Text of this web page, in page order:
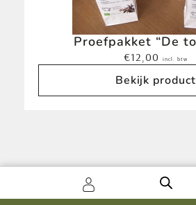
Proefpakket “De
€12,00 incl. btw
Bekijk product